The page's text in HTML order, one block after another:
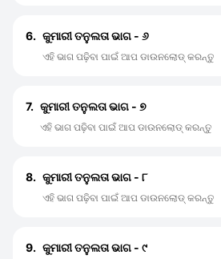
6. କୁମାରୀ ତନୁଲତା ଭାଗ - ୬
ଏହି ଭାଗ ପଢ଼ିବା ପାଇଁ ଆପ ଡାଉନଲୋଡ୍ କରନ୍ତୁ
7. କୁମାରୀ ତନୁଲତା ଭାଗ - ୭
ଏହି ଭାଗ ପଢ଼ିବା ପାଇଁ ଆପ ଡାଉନଲୋଡ୍ କରନ୍ତୁ
8. କୁମାରୀ ତନୁଲତା ଭାଗ - ୮
ଏହି ଭାଗ ପଢ଼ିବା ପାଇଁ ଆପ ଡାଉନଲୋଡ୍ କରନ୍ତୁ
9. କୁମାରୀ ତନୁଲତା ଭାଗ - ୯